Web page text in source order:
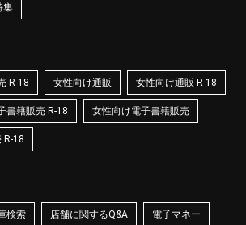
集
R-18 女性向け通販 女性向け通販 R-18
書籍販売 R-18 女性向け電子書籍販売
R-18
検索 店舗に関するQ&A 電子マネー